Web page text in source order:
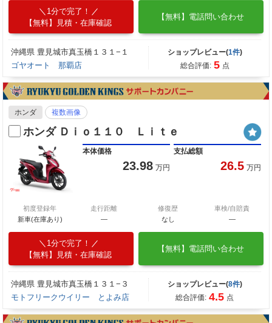
1分で完了！
【無料】見積・在庫確認
【無料】電話問い合わせ
沖縄県 豊見城市真玉橋１３１−１
ゴヤオート 那覇店
ショップレビュー(1件)
総合評価: 5 点
ホンダ 複数画像
ホンダ Ｄｉｏ１１０ Ｌｉｔｅ
本体価格
23.98 万円
支払総額
26.5 万円
初度登録年
新車(在庫あり)
走行距離
―
修復歴
なし
車検/自賠責
―
1分で完了！
【無料】見積・在庫確認
【無料】電話問い合わせ
沖縄県 豊見城市真玉橋１３１−３
モトフリークウイリー とよみ店
ショップレビュー(8件)
総合評価: 4.5 点